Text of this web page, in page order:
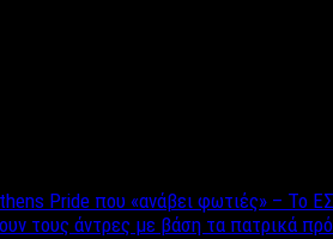
Pride που «ανάβει φωτιές» – Το
τους άντρες με βάση τα πατρικά